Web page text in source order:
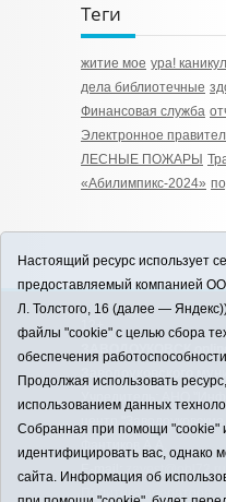
Теги
житие мое ура!
дела библиотечные
Финансовая служба
Электронное
ЛЕСНЫЕ ПОЖАРЫ
«Абилимпикс-2024»
12+
ЗАВОДОУКОВСК
Заводоуковского
Учредитель: АНО
центр
E-mail:
zavest@obl72.ru
Политика оператора
Настоящий ресурс использует
предоставляемый компанией
Л. Толстого, 16 (далее —
файлы "cookie" с целью сбора
обеспечения
Продолжая использовать
использованием данных
Собранная при помощи "cookie"
идентифицировать вас, однако
сайта. Информация об